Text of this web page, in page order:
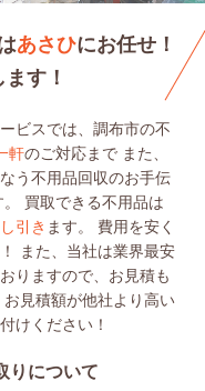
あさひにお任せ！
す！
ビスでは、調布市の不
軒のご対応まで また、
う不用品回収のお手伝
買取できる不用品は
引き ます。
費用を安く
また、当社は業界最安
りますので、お見積も
お見積額が他社より高い
けください！
りについて